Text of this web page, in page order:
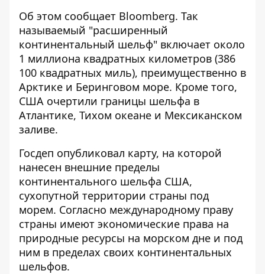
Об этом сообщает Bloomberg. Так
называемый "расширенный
континентальный шельф" включает около
1 миллиона квадратных километров (386
100 квадратных миль), преимущественно в
Арктике и Беринговом море. Кроме того,
США очертили границы шельфа в
Атлантике, Тихом океане и Мексиканском
заливе.
Госдеп опубликовал карту, на которой
нанесен внешние пределы
континентального шельфа США,
сухопутной территории страны под
морем. Согласно международному праву
страны имеют экономические права на
природные ресурсы на морском дне и под
ним в пределах своих континентальных
шельфов.